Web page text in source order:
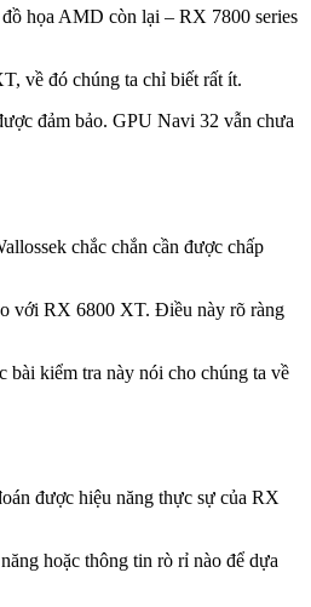
họa AMD còn lại – RX 7800 series
về đó chúng ta chỉ biết rất ít.
đảm bảo. GPU Navi 32 vẫn chưa
chắc chắn cần được chấp
với RX 6800 XT. Điều này rõ ràng
kiểm tra này nói cho chúng ta về
được hiệu năng thực sự của RX
hoặc thông tin rò rỉ nào để dựa